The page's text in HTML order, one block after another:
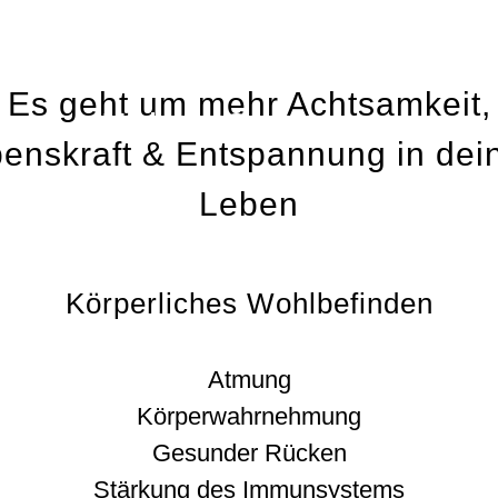
Holger Stegmann
Es geht um mehr Achtsamkeit,
& Entspannung in
Leben
Körperliches Wohlbefinden
Atmung
Körperwahrnehmung
Gesunder Rücken
Stärkung des Immunsystems